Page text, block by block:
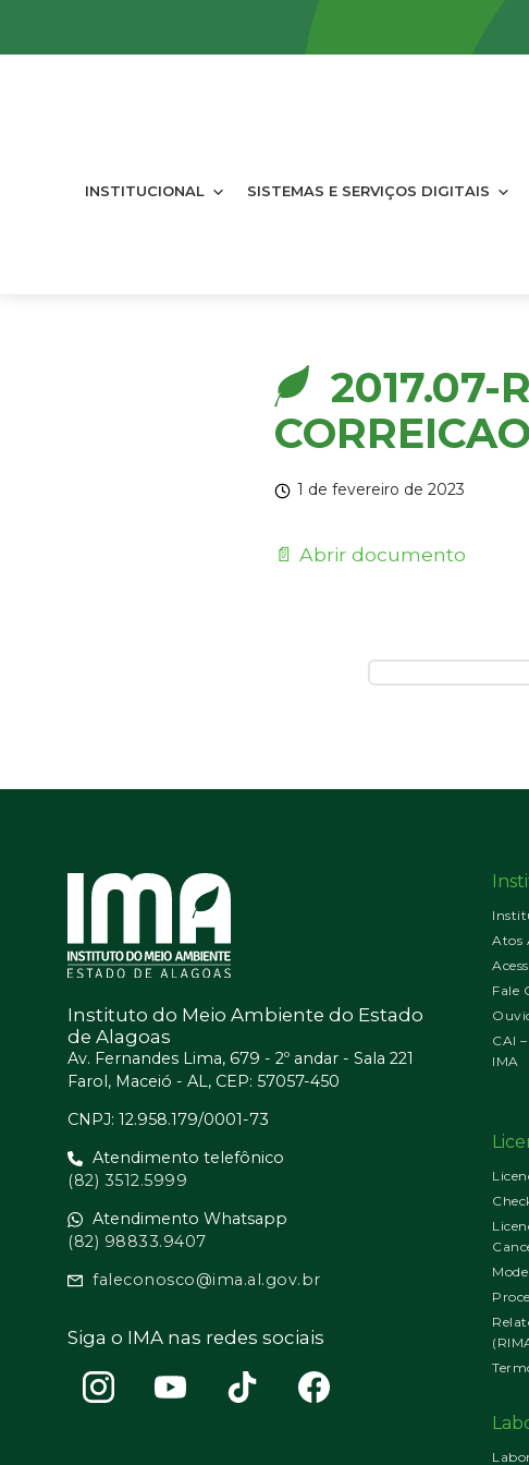
INSTITUCIONAL SISTEMAS E SERVIÇOS DIGITAIS
2017.07-
1 de fevereiro de 2023
📄 Abrir documento
Instituto do Meio Ambiente do Estado
de Alagoas
Av. Fernandes Lima, 679 - 2º andar - Sala 221
Farol, Maceió - AL, CEP: 57057-450
CNPJ: 12.958.179/0001-73
Atendimento telefônico
(82) 3512.5999
Atendimento Whatsapp
(82) 98833.9407
faleconosco@ima.al.gov.br
Siga o IMA nas redes sociais
Atos
Fale
CAI
IMA